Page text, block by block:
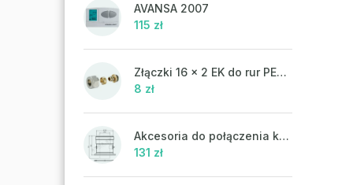
AVANSA 2007
115 zł
Złączki 16 x 2 EK do rur PEX-AL-PEX
8 zł
Akcesoria do połączenia koncentrycznego PR43 - ATTACK
131 zł